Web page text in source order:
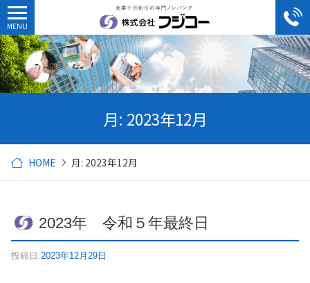
月: 2023年12月
HOME 月: 2023年12月
2023年 令和５年最終日
投稿日:2023年12月29日